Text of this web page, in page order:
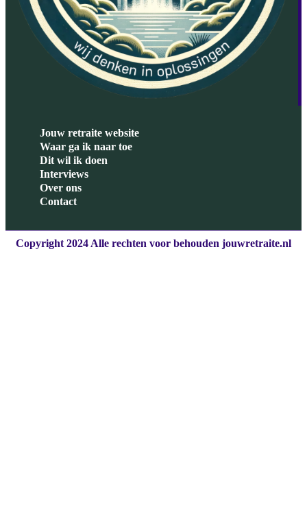
Jouw retraite website
Waar ga ik naar toe
Dit wil ik doen
Interviews
Over ons
Contact
Copyright 2024 Alle rechten voor behouden jouwretraite.nl